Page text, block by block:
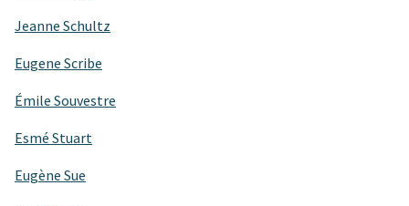
Jeanne Schultz
Eugene Scribe
Émile Souvestre
Esmé Stuart
Eugène Sue